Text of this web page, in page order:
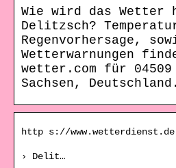
Wie wird das Wetter
Delitzsch?
Regenvorhersage,
Wetterwarnungen
wetter.com für
Sachsen, Deutschland.
http s://
› Delit…